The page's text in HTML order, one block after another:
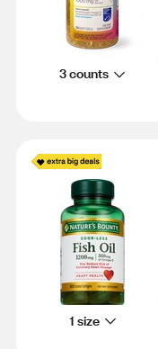
3 counts
1 size